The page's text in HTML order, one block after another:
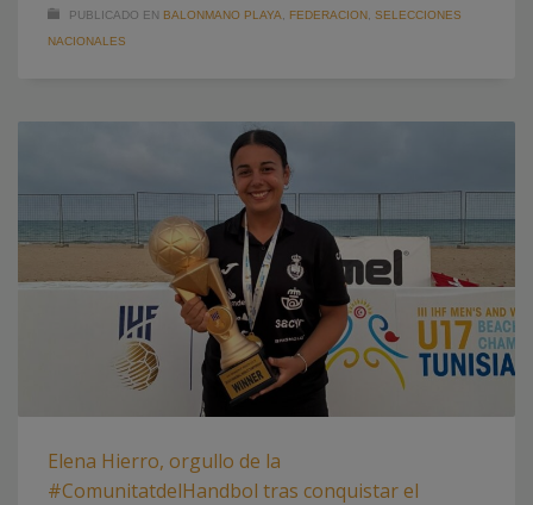
PUBLICADO EN BALONMANO PLAYA FEDERACION SELECCIONES
NACIONALES
Elena Hierro, orgullo de la
#ComunitatdelHandbol tras conquistar el